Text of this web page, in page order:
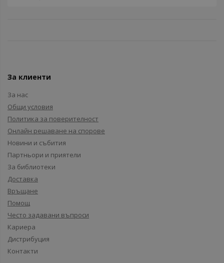
За клиенти
За нас
Общи условия
Политика за поверителност
Онлайн решаване на спорове
Новини и събития
Партньори и приятели
За библиотеки
Доставка
Връщане
Помощ
Често задавани въпроси
Кариера
Дистрибуция
Контакти